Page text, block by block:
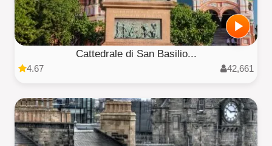
Cattedrale di San Basilio...
4.67 42,661